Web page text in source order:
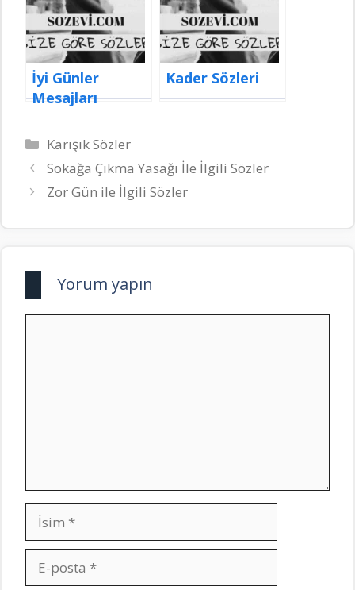
İyi Günler
Mesajları
Kader Sözleri
Kategoriler
Karışık Sözler
Sokağa Çıkma Yasağı İle İlgili Sözler
Zor Gün ile İlgili Sözler
Yorum yapın
İsim
posta